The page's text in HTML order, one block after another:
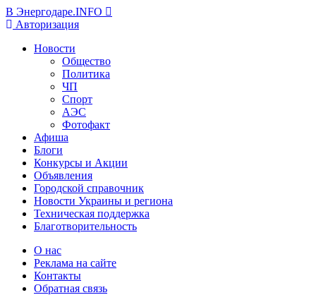
В Энергодаре.INFO
Авторизация
Новости
Общество
Политика
ЧП
Спорт
АЭС
Фотофакт
Афиша
Блоги
Конкурсы и Акции
Объявления
Городской справочник
Новости Украины и региона
Техническая поддержка
Благотворительность
О нас
Реклама на сайте
Контакты
Обратная связь